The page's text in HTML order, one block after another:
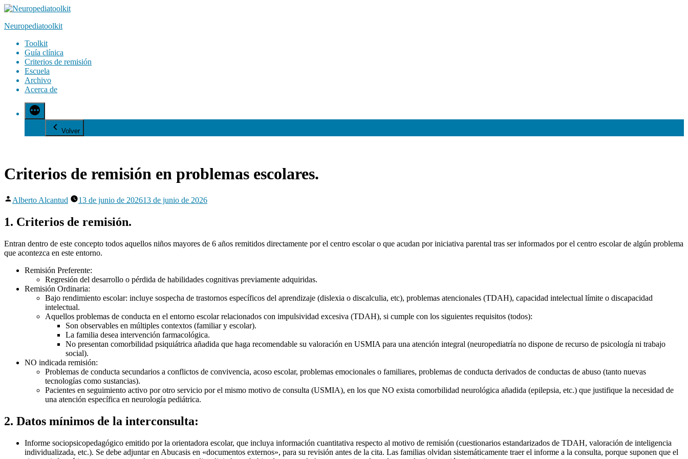
Saltar
contenido
Neuropediatoolkit
Toolkit
Guía clínica
Criterios de remisión
Escuela
Archivo
Acerca de
Volver
Criterios de remisión en problemas escolares.
Publicado
Alberto Alcantud 13 de junio de 202613 de junio de 2026
1. Criterios de remisión.
Entran dentro de este concepto todos aquellos niños mayores de 6 años remitidos directamente por el centro escolar o que acudan por iniciativa parental tras ser informados por el centro escolar de algún problema
que acontezca en este entorno.
Remisión Preferente:
Regresión del desarrollo o pérdida de habilidades cognitivas previamente adquiridas.
Remisión Ordinaria:
Bajo rendimiento escolar: incluye sospecha de trastornos específicos del aprendizaje (dislexia o discalculia, etc), problemas atencionales (TDAH), capacidad intelectual límite o discapacidad
intelectual.
Aquellos problemas de conducta en el entorno escolar relacionados con impulsividad excesiva (TDAH), si cumple con los siguientes requisitos (todos):
Son observables en múltiples contextos (familiar y escolar).
La familia desea intervención farmacológica.
No presentan comorbilidad psiquiátrica añadida que haga recomendable su valoración en USMIA para una atención integral (neuropediatría no dispone de recurso de psicología ni trabajo
social).
NO indicada remisión:
Problemas de conducta secundarios a conflictos de convivencia, acoso escolar, problemas emocionales o familiares, problemas de conducta derivados de conductas de abuso (tanto nuevas
tecnologías como sustancias).
Pacientes en seguimiento activo por otro servicio por el mismo motivo de consulta (USMIA), en los que NO exista comorbilidad neurológica añadida (epilepsia, etc.) que justifique la necesidad de
una atención específica en neurología pediátrica.
2. Datos mínimos de la interconsulta:
Informe sociopsicopedagógico emitido por la orientadora escolar, que incluya información cuantitativa respecto al motivo de remisión (cuestionarios estandarizados de TDAH, valoración de inteligencia
individualizada, etc.). Se debe adjuntar en Abucasis en «documentos externos», para su revisión antes de la cita. Las familias olvidan sistemáticamente traer el informe a la consulta, porque suponen que el